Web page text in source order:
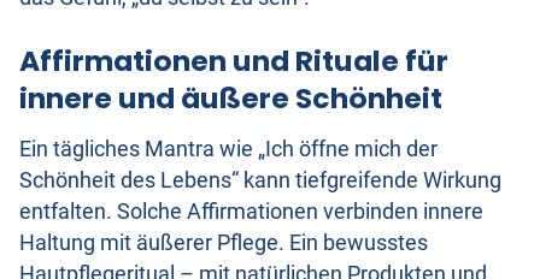
Affirmationen und Rituale für
innere und äußere Schönheit
Ein tägliches Mantra wie „Ich öffne mich der
Schönheit des Lebens“ kann tiefgreifende Wirkung
entfalten. Solche Affirmationen verbinden innere
Haltung mit äußerer Pflege. Ein bewusstes